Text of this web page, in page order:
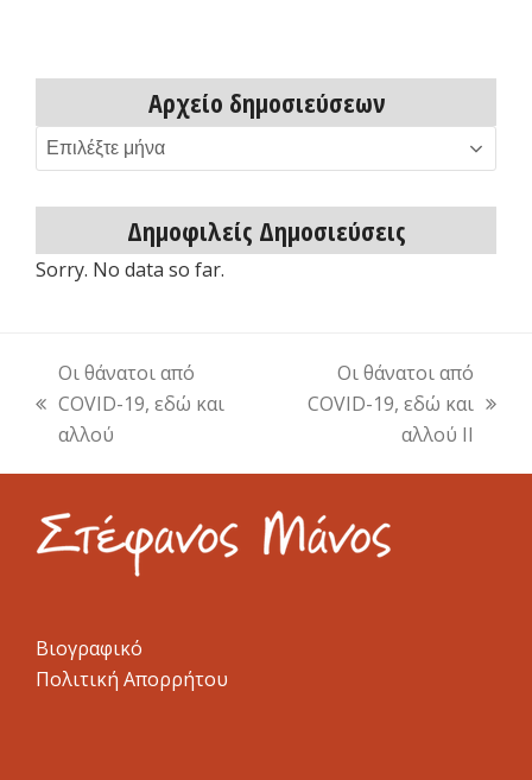
Αρχείο δημοσιεύσεων
Αρχείο
δημοσιεύσεων
Δημοφιλείς Δημοσιεύσεις
Sorry. No data so far.
previous
post:
Οι θάνατοι από
COVID-19, εδώ και
αλλού
next
Οι θάνατοι από
COVID-19, εδώ και
αλλού II
Βιογραφικό
Πολιτική Απορρήτου